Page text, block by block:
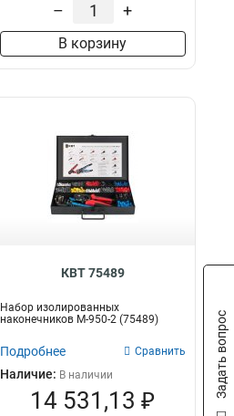
– +
В корзину
КВТ 75489
Набор изолированных
наконечников М-950-2 (75489)
Подробнее Сравнить
Наличие: В наличии
14 531,13 ₽ Задать вопрос